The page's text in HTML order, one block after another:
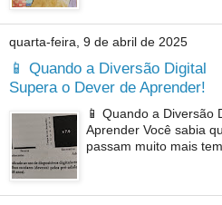
quarta-feira, 9 de abril de 2025
📱 Quando a Diversão Digital
Supera o Dever de Aprender!
📱 Quando a Diversão
Aprender Você sabia
passam muito mais